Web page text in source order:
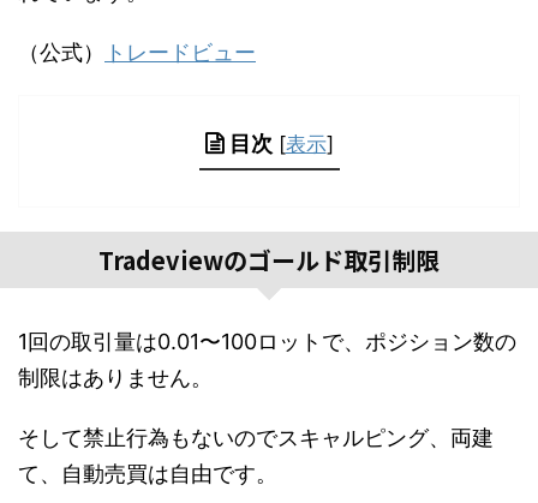
（公式） トレードビュー
目次 [表示]
Tradeviewのゴールド取引制限
1回の取引量は0.01〜100ロットで、ポジション数の
制限はありません。
そして禁止行為もないのでスキャルピング、両建
て、自動売買は自由です。